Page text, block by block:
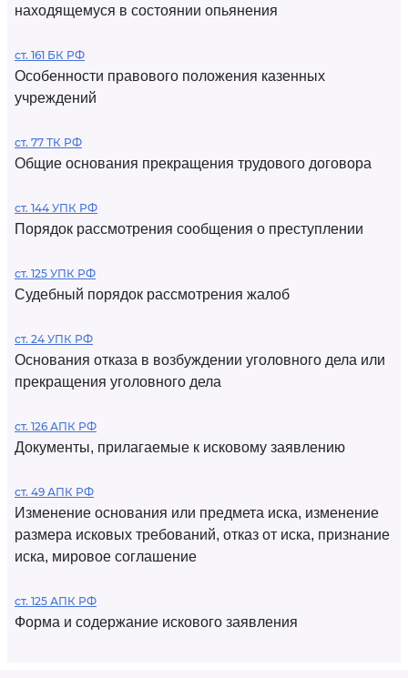
находящемуся в состоянии опьянения
ст. 161 БК РФ
Особенности правового положения казенных
учреждений
ст. 77 ТК РФ
Общие основания прекращения трудового договора
ст. 144 УПК РФ
Порядок рассмотрения сообщения о преступлении
ст. 125 УПК РФ
Судебный порядок рассмотрения жалоб
ст. 24 УПК РФ
Основания отказа в возбуждении уголовного дела или
прекращения уголовного дела
ст. 126 АПК РФ
Документы, прилагаемые к исковому заявлению
ст. 49 АПК РФ
Изменение основания или предмета иска, изменение
размера исковых требований, отказ от иска, признание
иска, мировое соглашение
ст. 125 АПК РФ
Форма и содержание искового заявления